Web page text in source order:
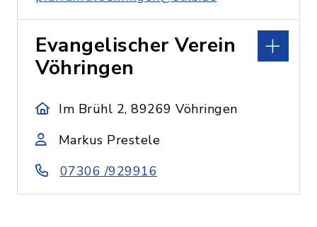
Evangelischer Verein
Vöhringen
Im Brühl 2, 89269 Vöhringen
Markus Prestele
07306 /929916